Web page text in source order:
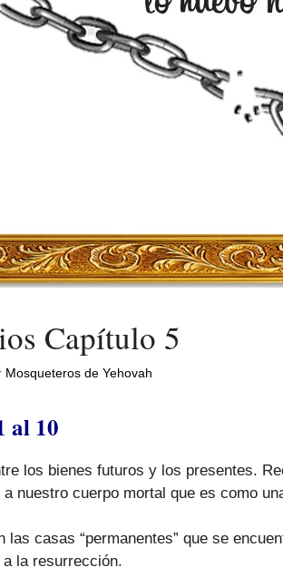
Capítulo 5
Mosqueteros de Yehovah
al 10
los bienes futuros y los presentes.
nuestro cuerpo mortal que es como
las casas “permanentes” que se
la resurrección.